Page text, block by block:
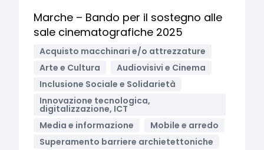
Marche – Bando per il sostegno alle
sale cinematografiche 2025
Acquisto macchinari e/o attrezzature
Arte e Cultura
Audiovisivi e Cinema
Inclusione Sociale e Solidarietà
Innovazione tecnologica,
digitalizzazione, ICT
Media e informazione
Mobile e arredo
Superamento barriere archietettoniche